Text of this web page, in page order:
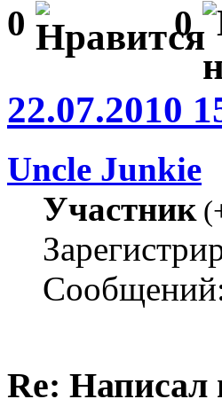
0 0
22.07.2010
Uncle Junkie
Участник(
Re: Написал